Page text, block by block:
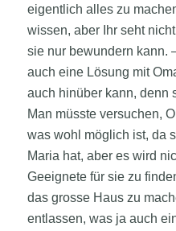
eigentlich alles zu
wissen, aber Ihr seht
sie nur bewundern kann.
auch eine Lösung mit
auch hinüber kann, denn
Man müsste versuchen,
was wohl möglich ist, da
Maria hat, aber es wird
Geeignete für sie zu
das grosse Haus zu
entlassen, was ja auch